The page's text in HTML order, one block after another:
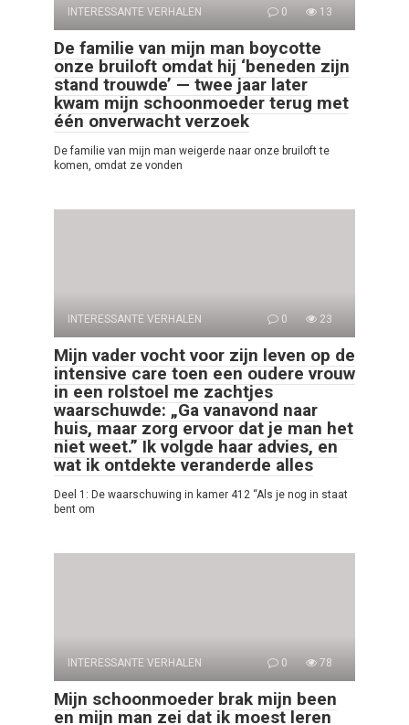
INTERESSANTE VERHALEN 0 13
De familie van mijn man boycotte
onze bruiloft omdat hij ‘beneden zijn
stand trouwde’ — twee jaar later
kwam mijn schoonmoeder terug met
één onverwacht verzoek
De familie van mijn man weigerde naar onze bruiloft te
komen, omdat ze vonden
INTERESSANTE VERHALEN 0 23
Mijn vader vocht voor zijn leven op de
intensive care toen een oudere vrouw
in een rolstoel me zachtjes
waarschuwde: „Ga vanavond naar
huis, maar zorg ervoor dat je man het
niet weet.” Ik volgde haar advies, en
wat ik ontdekte veranderde alles
Deel 1: De waarschuwing in kamer 412 “Als je nog in staat
bent om
INTERESSANTE VERHALEN 0 78
Mijn schoonmoeder brak mijn been
en mijn man zei dat ik moest leren